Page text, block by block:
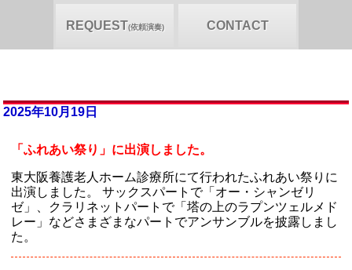
REQUEST(依頼演奏) CONTACT
2025年10月19日
「ふれあい祭り」に出演しました。
東大阪養護老人ホーム診療所にて行われたふれあい祭りに
出演しました。 サックスパートで「オー・シャンゼリ
ゼ」、クラリネットパートで「塔の上のラプンツェルメド
レー」などさまざまなパートでアンサンブルを披露しまし
た。